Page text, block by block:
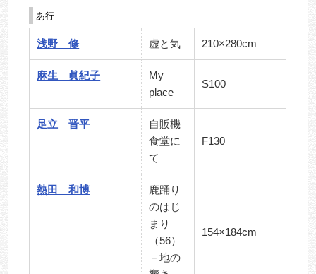
浅野 修 虚と気 210×280cm
麻生 眞紀子
My
place
S100
足立 晋平
自販機
食堂に
て
F130
熱田 和博
鹿踊り
のはじ
まり
（56）
－地の
154×184cm
あ行